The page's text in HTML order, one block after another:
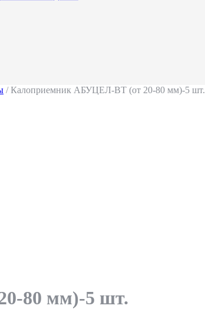
/ Калоприемник АБУЦЕЛ-ВТ (от 20-80 мм)-5 шт.
80 мм)-5 шт.